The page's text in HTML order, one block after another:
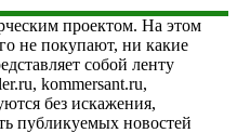
проектом. На этом
не покупают, ни какие
собой ленту
kommersant.ru,
без искажения,
публикуемых новостей